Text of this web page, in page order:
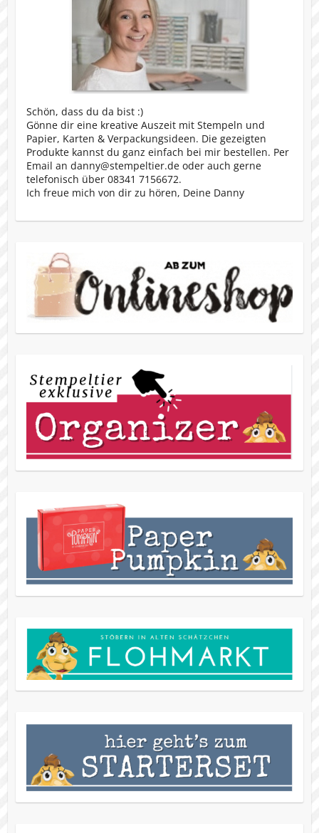
Schön, dass du da bist :)
Gönne dir eine kreative Auszeit mit Stempeln und
Papier, Karten & Verpackungsideen. Die gezeigten
Produkte kannst du ganz einfach bei mir bestellen. Per
Email an danny@stempeltier.de oder auch gerne
telefonisch über 08341 7156672.
Ich freue mich von dir zu hören, Deine Danny